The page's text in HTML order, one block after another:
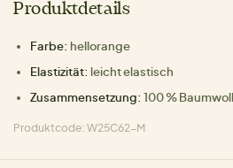
Produktdetails
Farbe: hellorange
Elastizität: leicht elastisch
Zusammensetzung: 100 %
Produktcode: W25C62-M